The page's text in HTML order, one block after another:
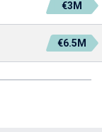
€3M
€6.5M